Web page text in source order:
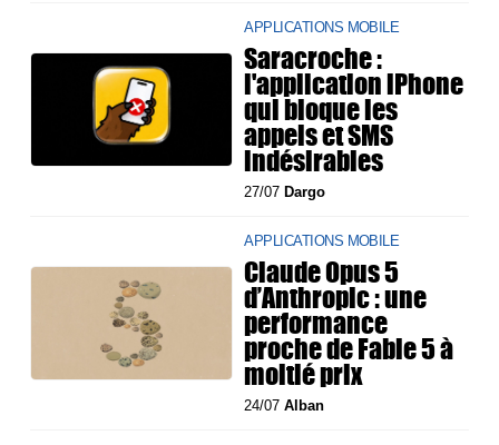
APPLICATIONS MOBILE
Saracroche :
l'application iPhone
qui bloque les
appels et SMS
indésirables
27/07 Dargo
APPLICATIONS MOBILE
Claude Opus 5
d’Anthropic : une
performance
proche de Fable 5 à
moitié prix
24/07Alban